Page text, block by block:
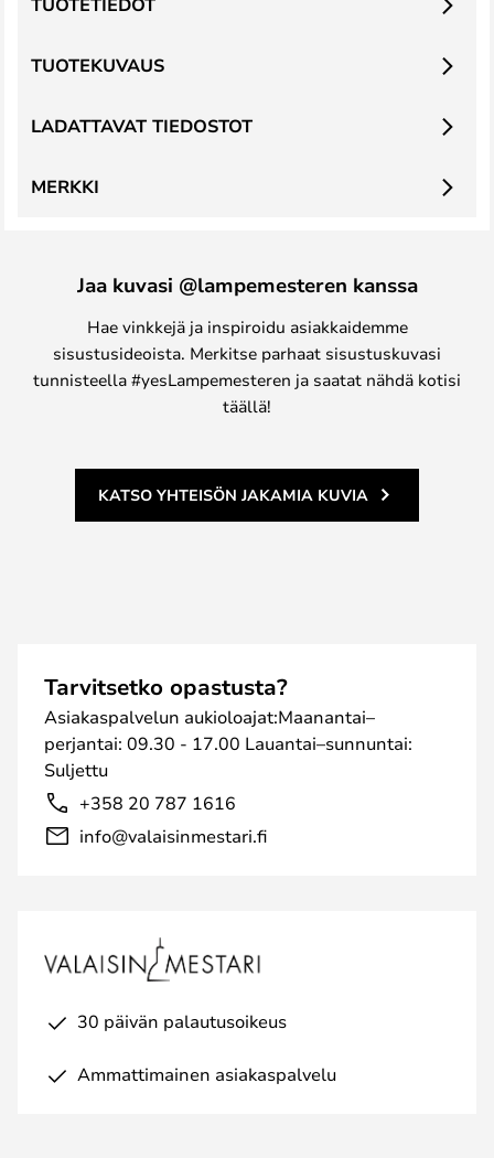
TUOTEKUVAUS
LADATTAVAT TIEDOSTOT
MERKKI
Jaa kuvasi @lampemesteren kanssa
Hae vinkkejä ja inspiroidu asiakkaidemme
sisustusideoista. Merkitse parhaat sisustuskuvasi
tunnisteella #yesLampemesteren ja saatat nähdä kotisi
täällä!
KATSO YHTEISÖN JAKAMIA KUVIA
Tarvitsetko opastusta?
Asiakaspalvelun aukioloajat:Maanantai–
perjantai: 09.30 - 17.00 Lauantai–sunnuntai:
Suljettu
+358 20 787 1616
info@valaisinmestari.fi
30 päivän palautusoikeus
Ammattimainen asiakaspalvelu